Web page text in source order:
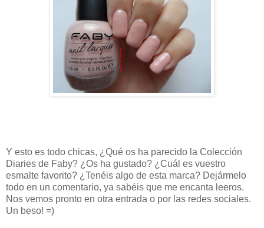
Y esto es todo chicas, ¿Qué os ha parecido la Colección
Diaries de Faby? ¿Os ha gustado? ¿Cuál es vuestro
esmalte favorito? ¿Tenéis algo de esta marca? Dejármelo
todo en un comentario, ya sabéis que me encanta leeros.
Nos vemos pronto en otra entrada o por las redes sociales.
Un beso! =)